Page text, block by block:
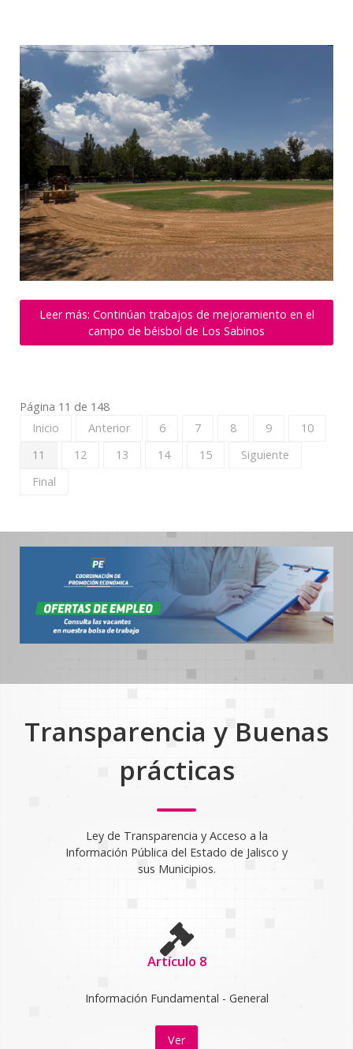
Leer más: Continúan trabajos de mejoramiento en el
campo de béisbol de Los Sabinos
Página 11 de 148
Inicio
Anterior 6 7 8 9
10
11
12 13 14 15
Siguiente
Final
Transparencia y Buenas
prácticas
Ley de Transparencia y Acceso a la
Información Pública del Estado de Jalisco y
sus Municipios.
Artículo 8
Información Fundamental - General
Ver